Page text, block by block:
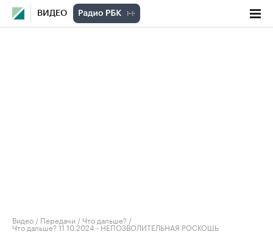
ВИДЕО
Видео / Передачи /Что дальше? /
Что дальше? 11.10.2024 - НЕПОЗВОЛИТЕЛЬНАЯ РОСКОШЬ